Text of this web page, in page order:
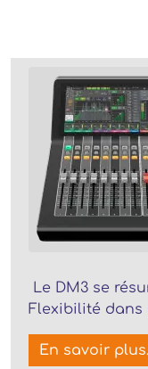
Le DM3 se
Flexibilité dans
En savoir